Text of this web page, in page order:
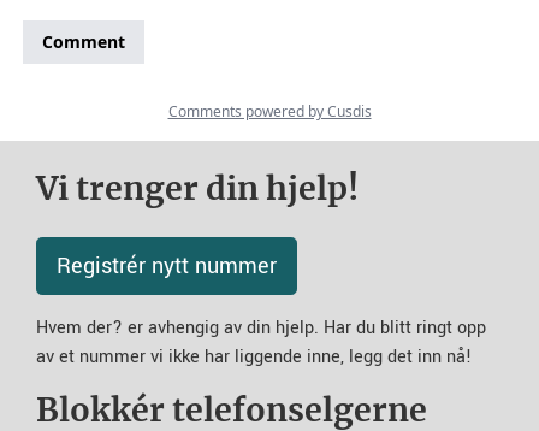
Vi trenger din hjelp!
Registrér nytt nummer
Hvem der? er avhengig av din hjelp. Har du blitt ringt opp
av et nummer vi ikke har liggende inne, legg det inn nå!
Blokkér telefonselgerne